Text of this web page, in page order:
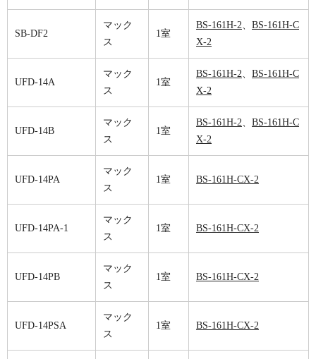
SB-DF2
マック
ス
1室
BS-161H-2
BS-161H-C
X-2
UFD-14A
マック
ス
1室
BS-161H-2
BS-161H-C
X-2
UFD-14B
マック
ス
1室
BS-161H-2
BS-161H-C
X-2
UFD-14PA
マック
ス
1室 BS-161H-CX-2
UFD-14PA-1
マック
ス
1室 BS-161H-CX-2
UFD-14PB
マック
ス
1室 BS-161H-CX-2
UFD-14PSA
マック
ス
1室 BS-161H-CX-2